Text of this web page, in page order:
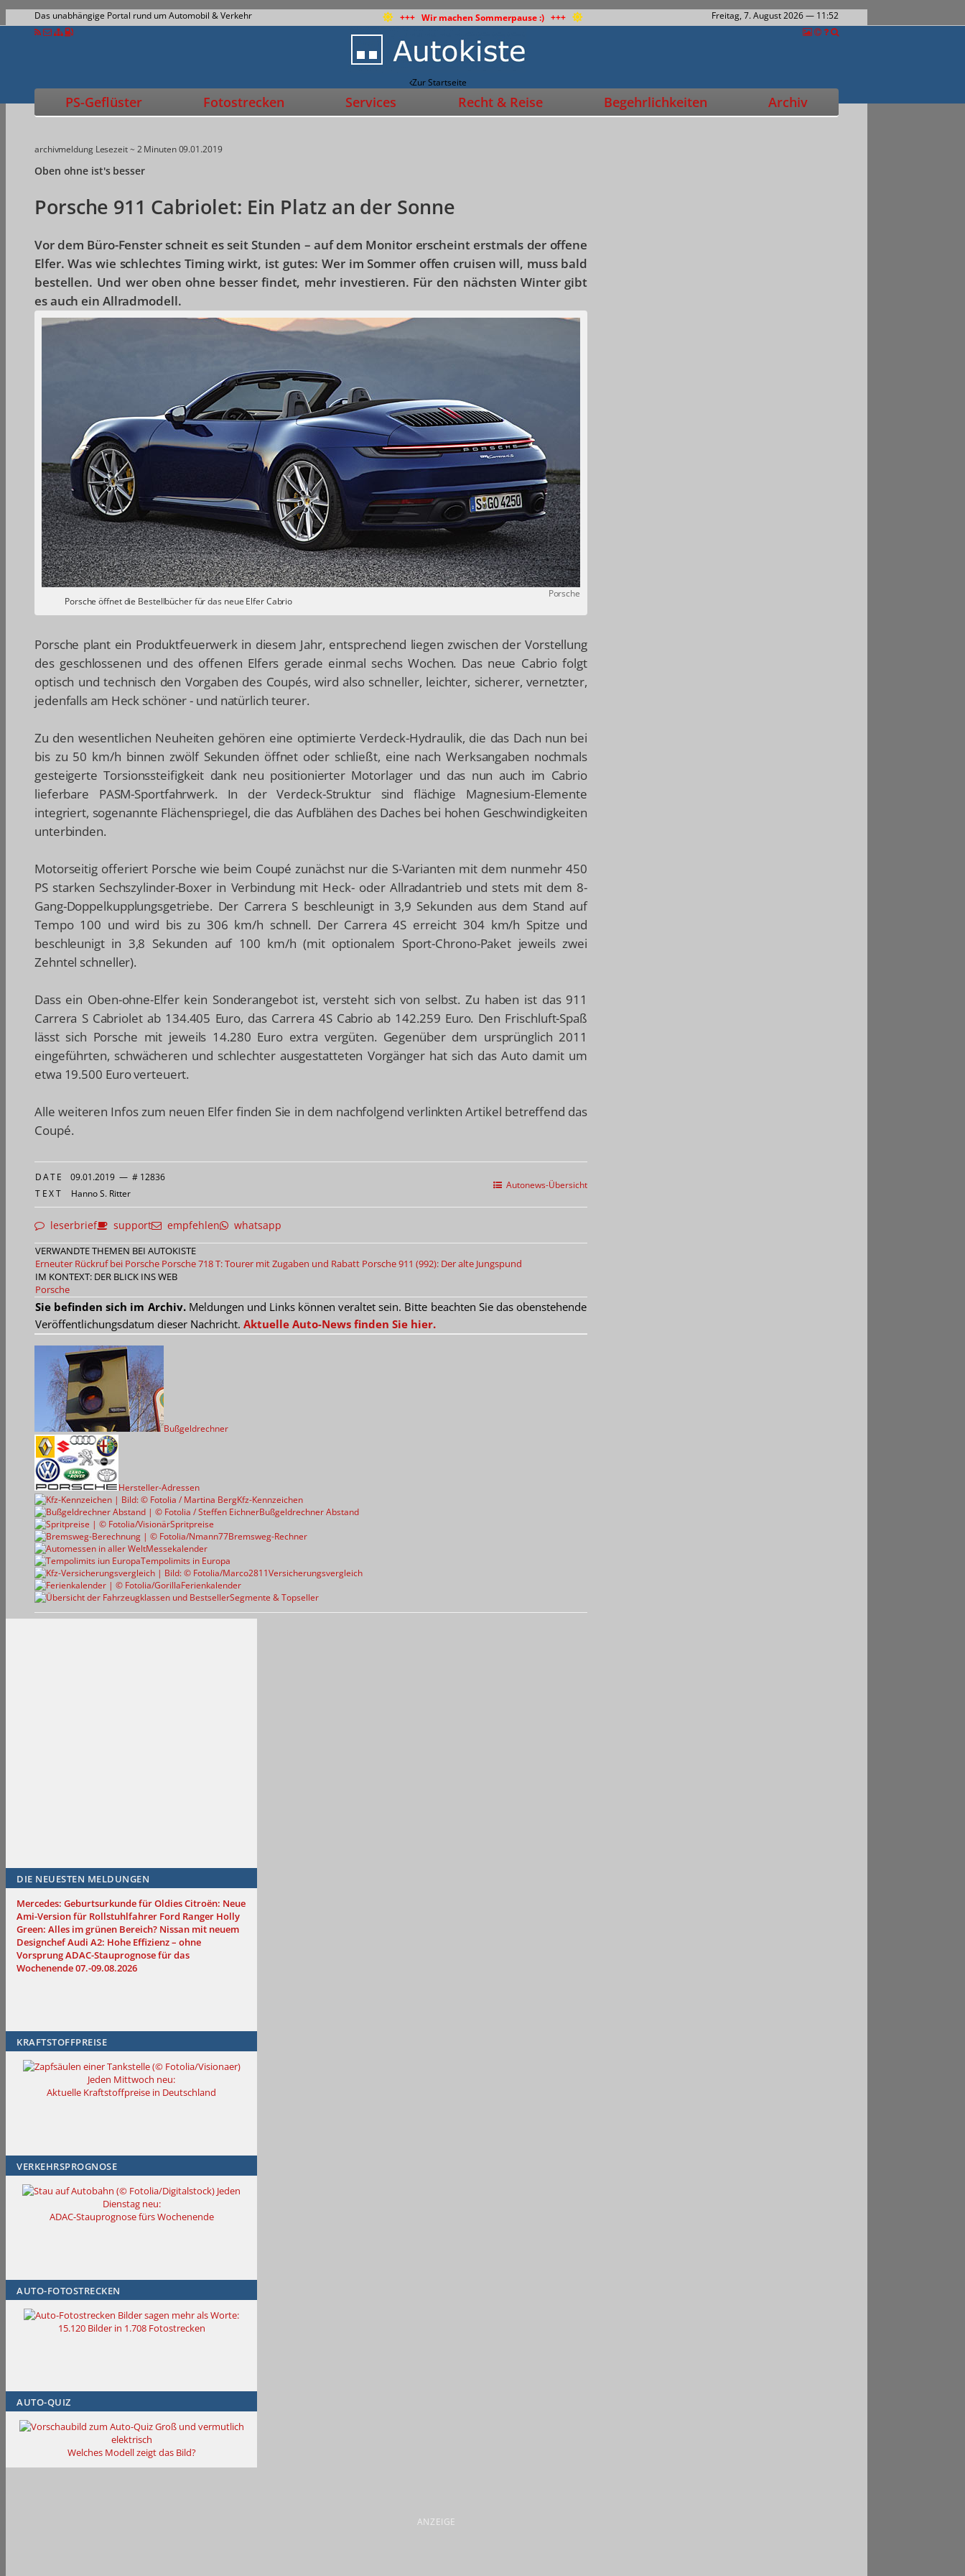
Das unabhängige Portal rund um Automobil & Verkehr +++ Wir machen Sommerpause :) +++ Freitag, 7. August 2026— 11:52
Zur Startseite
PS-Geflüster Fotostrecken Services Recht & Reise Begehrlichkeiten Archiv
archivmeldung Lesezeit ~ 2 Minuten09.01.2019
Oben ohne ist's besser
Porsche 911 Cabriolet: Ein Platz an der Sonne
Vor dem Büro-Fenster schneit es seit Stunden – auf dem Monitor erscheint erstmals der offene
Elfer. Was wie schlechtes Timing wirkt, ist gutes: Wer im Sommer offen cruisen will, muss bald
bestellen. Und wer oben ohne besser findet, mehr investieren. Für den nächsten Winter gibt
es auch ein Allradmodell.
Porsche
Porsche öffnet die Bestellbücher für das neue Elfer Cabrio
Porsche plant ein Produktfeuerwerk in diesem Jahr, entsprechend liegen zwischen der Vorstellung
des geschlossenen und des offenen Elfers gerade einmal sechs Wochen. Das neue Cabrio folgt
optisch und technisch den Vorgaben des Coupés, wird also schneller, leichter, sicherer, vernetzter,
jedenfalls am Heck schöner - und natürlich teurer.
Zu den wesentlichen Neuheiten gehören eine optimierte Verdeck-Hydraulik, die das Dach nun bei
bis zu 50 km/h binnen zwölf Sekunden öffnet oder schließt, eine nach Werksangaben nochmals
gesteigerte Torsionssteifigkeit dank neu positionierter Motorlager und das nun auch im Cabrio
lieferbare PASM-Sportfahrwerk. In der Verdeck-Struktur sind flächige Magnesium-Elemente
integriert, sogenannte Flächenspriegel, die das Aufblähen des Daches bei hohen Geschwindigkeiten
unterbinden.
Motorseitig offeriert Porsche wie beim Coupé zunächst nur die S-Varianten mit dem nunmehr 450
PS starken Sechszylinder-Boxer in Verbindung mit Heck- oder Allradantrieb und stets mit dem 8-
Gang-Doppelkupplungsgetriebe. Der Carrera S beschleunigt in 3,9 Sekunden aus dem Stand auf
Tempo 100 und wird bis zu 306 km/h schnell. Der Carrera 4S erreicht 304 km/h Spitze und
beschleunigt in 3,8 Sekunden auf 100 km/h (mit optionalem Sport-Chrono-Paket jeweils zwei
Zehntel schneller).
Dass ein Oben-ohne-Elfer kein Sonderangebot ist, versteht sich von selbst. Zu haben ist das 911
Carrera S Cabriolet ab 134.405 Euro, das Carrera 4S Cabrio ab 142.259 Euro. Den Frischluft-Spaß
lässt sich Porsche mit jeweils 14.280 Euro extra vergüten. Gegenüber dem ursprünglich 2011
eingeführten, schwächeren und schlechter ausgestatteten Vorgänger hat sich das Auto damit um
etwa 19.500 Euro verteuert.
Alle weiteren Infos zum neuen Elfer finden Sie in dem nachfolgend verlinkten Artikel betreffend das
Coupé.
Autonews-Übersicht
DATE 09.01.2019 — # 12836
TEXT Hanno S. Ritter
leserbrief support empfehlen whatsapp
VERWANDTE THEMEN BEI AUTOKISTE
Erneuter Rückruf bei Porsche Porsche 718 T: Tourer mit Zugaben und Rabatt Porsche 911 (992): Der alte Jungspund
IM KONTEXT: DER BLICK INS WEB
Porsche
Sie befinden sich im Archiv.Meldungen und Links können veraltet sein. Bitte beachten Sie das obenstehende
Veröffentlichungsdatum dieser Nachricht. Aktuelle Auto-News finden Sie hier.
Bußgeldrechner
Hersteller-Adressen
Kfz-Kennzeichen
Bußgeldrechner Abstand
Spritpreise
Bremsweg-Rechner
Messekalender
Tempolimits in Europa
Versicherungsvergleich
Ferienkalender
Segmente & Topseller
DIE NEUESTEN MELDUNGEN
Mercedes: Geburtsurkunde für OldiesCitroën: Neue
Ami-Version für Rollstuhlfahrer Ford Ranger Holly
Green: Alles im grünen Bereich? Nissan mit neuem
DesignchefAudi A2: Hohe Effizienz – ohne
VorsprungADAC-Stauprognose für das
Wochenende 07.-09.08.2026
KRAFTSTOFFPREISE
Jeden Mittwoch neu:
Aktuelle Kraftstoffpreise in Deutschland
VERKEHRSPROGNOSE
Jeden
Dienstag neu:
ADAC-Stauprognose fürs Wochenende
AUTO-FOTOSTRECKEN
Bilder sagen mehr als Worte:
15.120 Bilder in 1.708 Fotostrecken
AUTO-QUIZ
Groß und vermutlich
elektrisch
Welches Modell zeigt das Bild?
ANZEIGE